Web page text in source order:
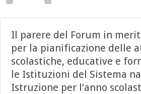
Il parere del Forum in
per la pianificazione delle
scolastiche, educative e
le Istituzioni del Sistema
Istruzione per l’anno